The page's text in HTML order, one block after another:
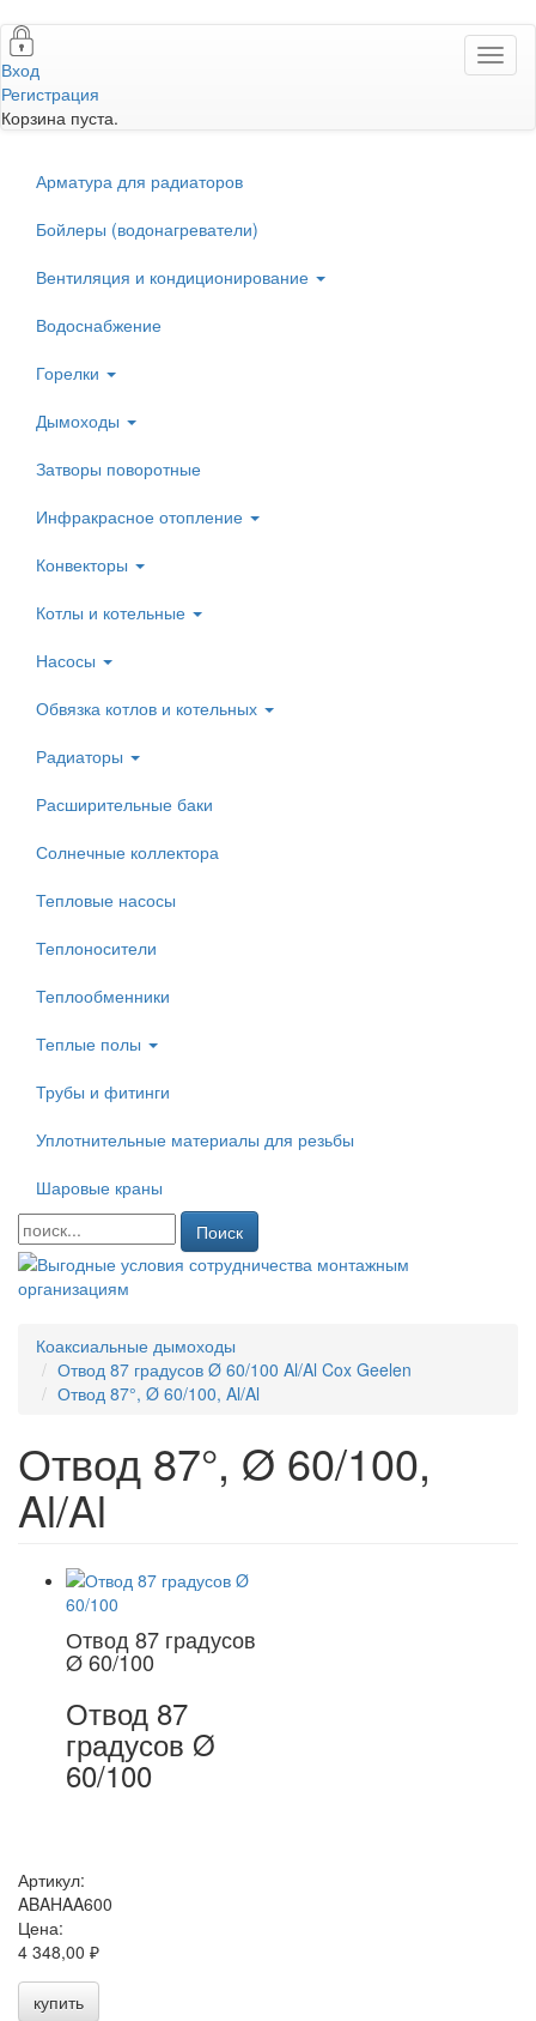
Перейти
к
основному
содержанию
Вход
Регистрация
Корзина пуста.
Арматура для радиаторов
Бойлеры (водонагреватели)
Вентиляция и кондиционирование
Водоснабжение
Горелки
Дымоходы
Затворы поворотные
Инфракрасное отопление
Конвекторы
Котлы и котельные
Насосы
Обвязка котлов и котельных
Радиаторы
Расширительные баки
Солнечные коллектора
Тепловые насосы
Теплоносители
Теплообменники
Теплые полы
Трубы и фитинги
Уплотнительные материалы для резьбы
Шаровые краны
Поиск
Коаксиальные дымоходы
Отвод 87 градусов Ø 60/100 Al/Al Cox Geelen
Отвод 87°, Ø 60/100, Al/Al
Отвод 87°, Ø 60/100,
Al/Al
Отвод 87 градусов
Ø 60/100
Отвод 87
градусов Ø
60/100
Артикул:
ABAHAA600
Цена:
4 348,00 ₽
купить